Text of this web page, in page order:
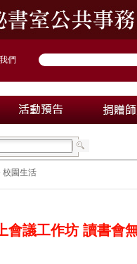
們
校園生活
會議工作坊 讀書會